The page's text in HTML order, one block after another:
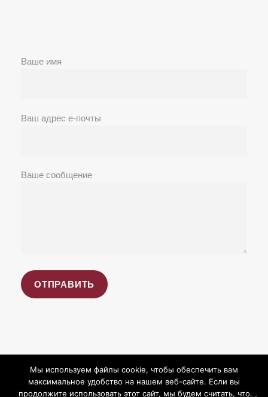
Ваше имя
Ваш адрес е-почты
Ваше сообщение
Мы используем файлы cookie, чтобы обеспечить вам
максимальное удобство на нашем веб-сайте. Если вы
продолжите использовать этот сайт, мы будем считать, что